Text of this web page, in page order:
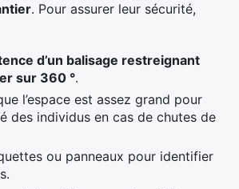
. Pour assurer leur sécurité,
d’un balisage restreignant
sur 360 °.
l’espace est assez grand pour
des individus en cas de chutes de
ou panneaux pour identifier